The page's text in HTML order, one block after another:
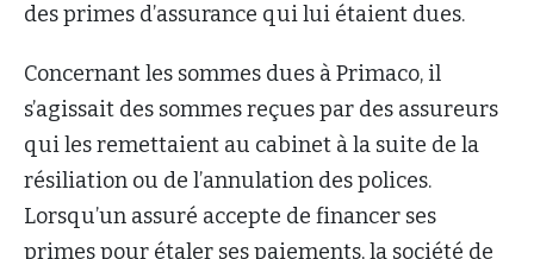
des primes d’assurance qui lui étaient dues.
Concernant les sommes dues à Primaco, il
s’agissait des sommes reçues par des assureurs
qui les remettaient au cabinet à la suite de la
résiliation ou de l’annulation des polices.
Lorsqu’un assuré accepte de financer ses
primes pour étaler ses paiements, la société de